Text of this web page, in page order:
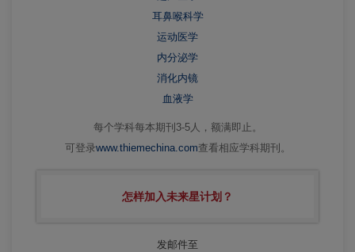
耳鼻喉科学
运动医学
内分泌学
消化内镜
血液学
每个学科每本期刊3-5人，额满即止。
可登录www.thiemechina.com查看相应学科期刊。
怎样加入未来星计划？
发邮件至